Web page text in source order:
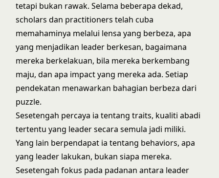
tetapi bukan rawak. Selama beberapa dekad,
scholars dan practitioners telah cuba
memahaminya melalui lensa yang berbeza, apa
yang menjadikan leader berkesan, bagaimana
mereka berkelakuan, bila mereka berkembang
maju, dan apa impact yang mereka ada. Setiap
pendekatan menawarkan bahagian berbeza dari
puzzle.
Sesetengah percaya ia tentang traits, kualiti abadi
tertentu yang leader secara semula jadi miliki.
Yang lain berpendapat ia tentang behaviors, apa
yang leader lakukan, bukan siapa mereka.
Sesetengah fokus pada padanan antara leader